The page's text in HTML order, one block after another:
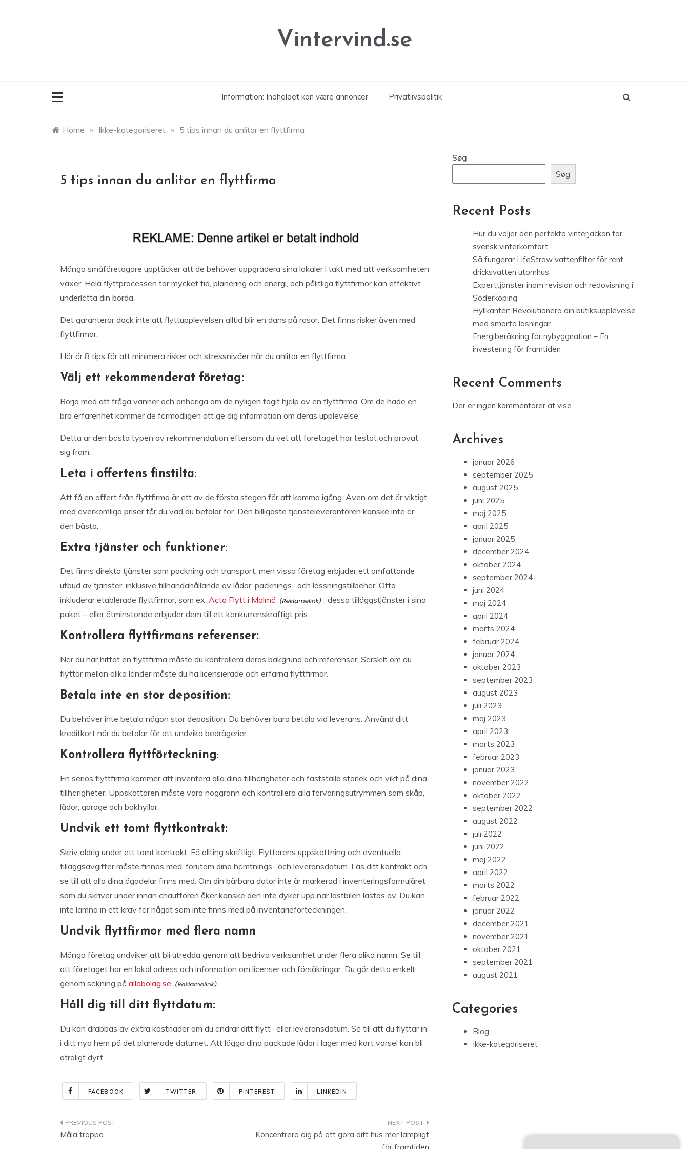
Vintervind.se
Information: Indholdet kan være annoncer Privatlivspolitik
Home » Ikke-kategoriseret » 5 tips innan du anlitar en flyttfirma
5 tips innan du anlitar en flyttfirma
Många småföretagare upptäcker att de behöver uppgradera sina lokaler i takt med att verksamheten
växer. Hela flyttprocessen tar mycket tid, planering och energi, och pålitliga flyttfirmor kan effektivt
underlätta din börda.
Det garanterar dock inte att flyttupplevelsen alltid blir en dans på rosor. Det finns risker även med
flyttfirmor.
Här är 8 tips för att minimera risker och stressnivåer när du anlitar en flyttfirma.
Välj ett rekommenderat företag:
Börja med att fråga vänner och anhöriga om de nyligen tagit hjälp av en flyttfirma. Om de hade en
bra erfarenhet kommer de förmodligen att ge dig information om deras upplevelse.
Detta är den bästa typen av rekommendation eftersom du vet att företaget har testat och prövat
sig fram.
Leta i offertens finstilta:
Att få en offert från flyttfirma är ett av de första stegen för att komma igång. Även om det är viktigt
med överkomliga priser får du vad du betalar för. Den billigaste tjänsteleverantören kanske inte är
den bästa.
Extra tjänster och funktioner:
Det finns direkta tjänster som packning och transport, men vissa företag erbjuder ett omfattande
utbud av tjänster, inklusive tillhandahållande av lådor, packnings- och lossningstillbehör. Ofta
inkluderar etablerade flyttfirmor, som ex. Acta Flytt i Malmö
, dessa tilläggstjänster i sina
paket – eller åtminstonde erbjuder dem till ett konkurrenskraftigt pris.
Kontrollera flyttfirmans referenser:
När du har hittat en flyttfirma måste du kontrollera deras bakgrund och referenser. Särskilt om du
flyttar mellan olika länder måste du ha licensierade och erfarna flyttfirmor.
Betala inte en stor deposition:
Du behöver inte betala någon stor deposition. Du behöver bara betala vid leverans. Använd ditt
kreditkort när du betalar för att undvika bedrägerier.
Kontrollera flyttförteckning:
En seriös flyttfirma kommer att inventera alla dina tillhörigheter och fastställa storlek och vikt på dina
tillhörigheter. Uppskattaren måste vara noggrann och kontrollera alla förvaringsutrymmen som skåp,
lådor, garage och bokhyllor.
Undvik ett tomt flyttkontrakt:
Skriv aldrig under ett tomt kontrakt. Få allting skriftligt. Flyttarens uppskattning och eventuella
tilläggsavgifter måste finnas med, förutom dina hämtnings- och leveransdatum. Läs ditt kontrakt och
se till att alla dina ägodelar finns med. Om din bärbara dator inte är markerad i inventeringsformuläret
som du skriver under innan chauffören åker kanske den inte dyker upp när lastbilen lastas av. Du kan
inte lämna in ett krav för något som inte finns med på inventarieförteckningen.
Undvik flyttfirmor med flera namn
Många företag undviker att bli utredda genom att bedriva verksamhet under flera olika namn. Se till
att företaget har en lokal adress och information om licenser och försäkringar. Du gör detta enkelt
genom sökning på allabolag.se .
Håll dig till ditt flyttdatum:
Du kan drabbas av extra kostnader om du ändrar ditt flytt- eller leveransdatum. Se till att du flyttar in
i ditt nya hem på det planerade datumet. Att lägga dina packade lådor i lager med kort varsel kan bli
otroligt dyrt.
FACEBOOK TWITTER PINTEREST LINKEDIN
Indlægsnavigation
Måla trappa
Koncentrera dig på att göra ditt hus mer lämpligt
Søg
Søg
Recent Posts
Hur du väljer den perfekta vinterjackan för
svensk vinterkomfort
Så fungerar LifeStraw vattenfilter för rent
dricksvatten utomhus
Experttjänster inom revision och redovisning i
Söderköping
Hyllkanter: Revolutionera din butiksupplevelse
med smarta lösningar
Energiberäkning för nybyggnation – En
investering för framtiden
Recent Comments
Der er ingen kommentarer at vise.
Archives
januar 2026
september 2025
august 2025
juni 2025
maj 2025
april 2025
januar 2025
december 2024
oktober 2024
september 2024
juni 2024
maj 2024
april 2024
marts 2024
februar 2024
januar 2024
oktober 2023
september 2023
august 2023
juli 2023
maj 2023
april 2023
marts 2023
februar 2023
januar 2023
november 2022
oktober 2022
september 2022
august 2022
juli 2022
juni 2022
maj 2022
april 2022
marts 2022
februar 2022
januar 2022
december 2021
november 2021
oktober 2021
september 2021
august 2021
Categories
Blog
Ikke-kategoriseret